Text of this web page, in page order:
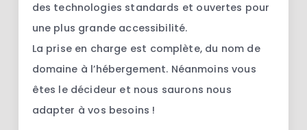
des technologies standards et ouvertes pour
une plus grande accessibilité.
La prise en charge est complète, du nom de
domaine à l’hébergement. Néanmoins vous
êtes le décideur et nous saurons nous
adapter à vos besoins !